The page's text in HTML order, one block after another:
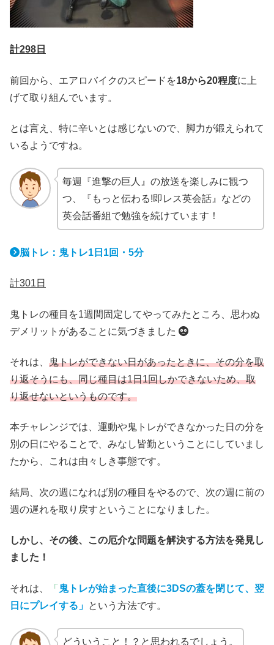
計298日
前回から、エアロバイクのスピードを18から20程度に上
げて取り組んでいます。
とは言え、特に辛いとは感じないので、脚力が鍛えられて
いるようですね。
毎週『進撃の巨人』の放送を楽しみに観つ
つ、『もっと伝わる!即レス英会話』などの
英会話番組で勉強を続けています！
脳トレ：鬼トレ1日1回・5分
計301日
鬼トレの種目を1週間固定してやってみたところ、思わぬ
デメリットがあることに気づきました
それは、 鬼トレができない日があったときに、その分を取
り返そうにも、同じ種目は1日1回しかできないため、取
り返せないというものです。
本チャレンジでは、運動や鬼トレができなかった日の分を
別の日にやることで、みなし皆勤ということにしていまし
たから、これは由々しき事態です。
結局、次の週になれば別の種目をやるので、次の週に前の
週の遅れを取り戻すということになりました。
しかし、その後、この厄介な問題を解決する方法を発見し
ました！
それは、 「 鬼トレが始まった直後に3DSの蓋を閉じて、翌
日にプレイする」 という方法です。
どういうこと！？と思われるでしょう。